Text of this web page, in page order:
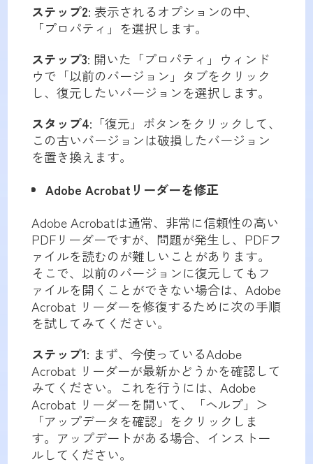
ステップ2: 表示されるオプションの中、
「プロパティ」を選択します。
ステップ3: 開いた「プロパティ」ウィンド
ウで「以前のバージョン」タブをクリック
し、復元したいバージョンを選択します。
スタップ4:「復元」ボタンをクリックして、
この古いバージョンは破損したバージョン
を置き換えます。
Adobe Acrobat リーダーを修正
Adobe Acrobatは通常、非常に信頼性の高い
PDFリーダーですが、問題が発生し、PDFフ
ァイルを読むのが難しいことがあります。
そこで、以前のバージョンに復元してもフ
ァイルを開くことができない場合は、Adobe
Acrobat リーダーを修復するために次の手順
を試してみてください。
ステップ1: まず、今使っているAdobe
Acrobat リーダーが最新かどうかを確認して
みてください。これを行うには、Adobe
Acrobat リーダーを開いて、「ヘルプ」＞
「アップデータを確認」をクリックしま
す。アップデートがある場合、インストー
ルしてください。